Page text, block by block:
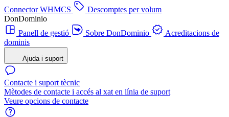
Connector WHMCS
Descomptes per volum
DonDominio
Panell de gestió
Sobre DonDominio
Acreditacions de
dominis
Ajuda i suport
Contacte i suport tècnic
Mètodes de contacte i accés al xat en línia de suport
Veure opcions de contacte